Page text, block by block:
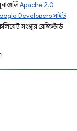
Apache 2.0
Developers সাইট
সংস্থার রেজিস্টার্ড